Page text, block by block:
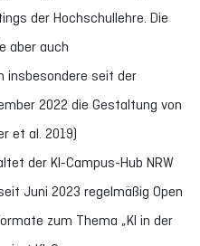
der Hochschullehre. Die
aber auch
insbesondere seit der
2022 die Gestaltung von
et al. 2019)
der KI-Campus-Hub NRW
Juni 2023 regelmäßig Open
zum Thema „KI in der